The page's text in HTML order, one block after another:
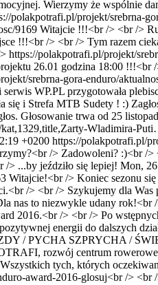
Wierzymy że wspólnie
polakpotrafi.pl/projekt/srebrna-
9169 Witajcie !!!<br /> <br />
!!!<br /> <br /> Tym razem
polakpotrafi.pl/projekt/
26.01 godzina 18:00
srebrna-gora-enduro/
WP.PL przygotowała
i Strefa MTB Sudety ! :)
Głosowanie trwa od 25
kat,1329,title,Zarty-Wladimira-
+0200 https://polakpotrafi.pl/
/> Zadowoleni? :)<br />
> ...by jeździło się lepiej! Mon,
Witajcie!<br /> Koniec sezonu
/> <br /> Szykujemy dla Was
nas to niezwykle udany
2016.<br /> <br /> Po
energii do dalszych
/ PYCHA SZPRYCHA /
rozwój centrum
tych, których
award-2016-glosuj<br />